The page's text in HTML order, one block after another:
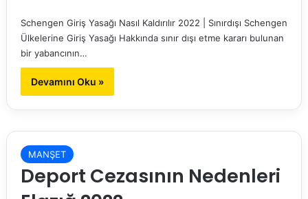
Schengen Giriş Yasağı Nasıl Kaldırılır 2022 | Sınırdışı Schengen
Ülkelerine Giriş Yasağı Hakkında sınır dışı etme kararı bulunan
bir yabancının…
Devamını Oku »
MANŞET
Deport Cezasının Nedenleri